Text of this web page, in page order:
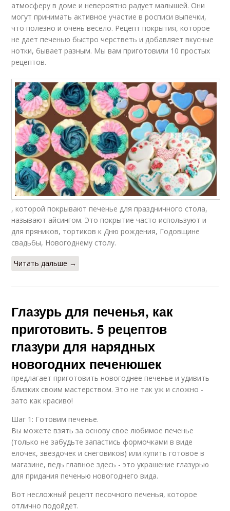
Глазурь на печенье Розовая глазурь
Постная глазурь
Глазурь на имбирное
печенье
Глазурь в домашних
условиях
Пряники с глазурью
Глазури для
пасхальных куличей
Трафареты для
шоколадных узоров
Трафарет для
шоколадных узоров
украшения
шоколадных
украшений
Шоколадная масса
пудры
Глазури для пряников
Глазурь из сахара
Рецепт для сахарной
глазури
атмосферу в доме и невероятно радует малышей. Они
могут принимать активное участие в росписи выпечки,
что полезно и очень весело. Рецепт покрытия, которое
не дает печенью быстро черстветь и добавляет вкусные
нотки, бывает разным. Мы вам приготовили 10 простых
рецептов.
, которой покрывают печенье для праздничного стола,
называют айсингом. Это покрытие часто используют и
для пряников, тортиков к Дню рождения, Годовщине
свадьбы, Новогоднему столу.
Читать дальше →
Глазурь для печенья, как
приготовить. 5 рецептов
глазури для нарядных
новогодних печенюшек
предлагает приготовить новогоднее печенье и удивить
близких своим мастерством. Это не так уж и сложно -
зато как красиво!
Шаг 1: Готовим печенье.
Вы можете взять за основу свое любимое печенье
(только не забудьте запастись формочками в виде
елочек, звездочек и снеговиков) или купить готовое в
магазине, ведь главное здесь - это украшение глазурью
для придания печенью новогоднего вида.
Вот несложный рецепт песочного печенья, которое
отлично подойдет.